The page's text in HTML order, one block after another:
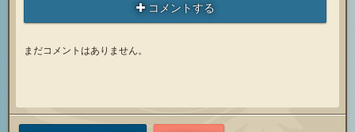
コメントする
まだコメントはありません。